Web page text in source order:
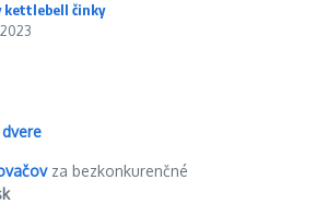
kettlebell činky
za bezkonkurenčné